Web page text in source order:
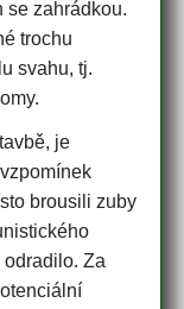
se zahrádkou.
trochu
svahu, tj.
je
brousili zuby
Za